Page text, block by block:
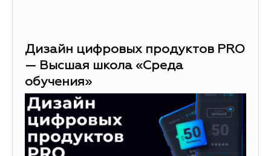
Дизайн цифровых продуктов PRO
— Высшая школа «Среда
обучения»